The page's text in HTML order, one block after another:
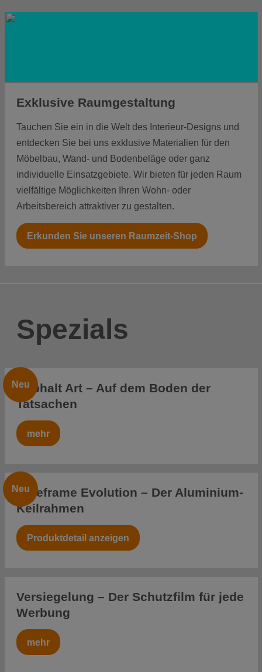
Exklusive Raumgestaltung
Tauchen Sie ein in die Welt des Interieur-Designs und
entdecken Sie bei uns exklusive Materialien für den
Möbelbau, Wand- und Bodenbeläge oder ganz
individuelle Einsatzgebiete. Wir bieten für jeden Raum
vielfältige Möglichkeiten Ihren Wohn- oder
Arbeitsbereich attraktiver zu gestalten.
Erkunden Sie unseren Raumzeit-Shop
Spezials
Neu
Asphalt Art – Auf dem Boden der
Tatsachen
mehr
Neu
pureframe Evolution – Der Aluminium-
Keilrahmen
Produktdetail anzeigen
Versiegelung – Der Schutzfilm für jede
Werbung
mehr